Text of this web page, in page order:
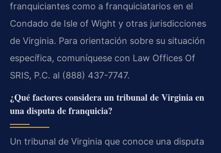
franquiciantes como a franquiciatarios en el
Condado de Isle of Wight y otras jurisdicciones
de Virginia. Para orientación sobre su situación
específica, comuníquese con Law Offices Of
SRIS, P.C. al (888) 437-7747.
¿Qué factores considera un tribunal de Virginia en
una disputa de franquicia?
Un tribunal de Virginia que conoce una disputa